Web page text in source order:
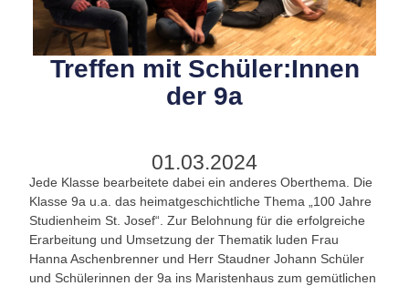
Treffen mit Schüler:Innen
der 9a
01.03.2024
Jede Klasse bearbeitete dabei ein anderes Oberthema. Die
Klasse 9a u.a. das heimatgeschichtliche Thema „100 Jahre
Studienheim St. Josef“. Zur Belohnung für die erfolgreiche
Erarbeitung und Umsetzung der Thematik luden Frau
Hanna Aschenbrenner und Herr Staudner Johann Schüler
und Schülerinnen der 9a ins Maristenhaus zum gemütlichen